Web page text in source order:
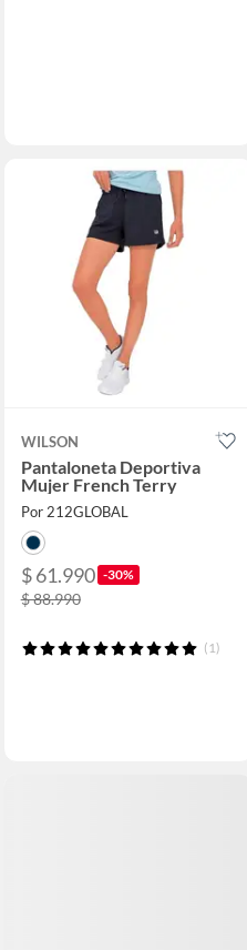
WILSON
Pantaloneta Deportiva
Mujer French Terry
Por 212GLOBAL
$ 61.990 -30%
$ 88.990
(1)